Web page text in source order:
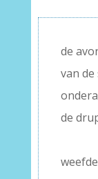
de
van
de